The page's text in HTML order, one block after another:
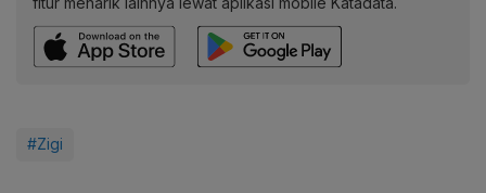
#Zigi